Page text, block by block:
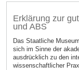
Erklärung zur
und ABS
Das Staatliche
sich im Sinne der
ausdrücklich zu den
wissenschaftlicher